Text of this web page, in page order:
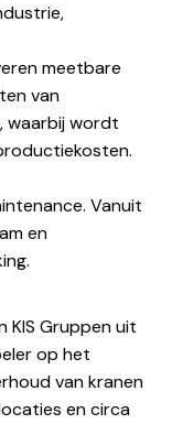
meetbare
van
waarbij wordt
Vanuit
en
KIS Gruppen uit
op het
van kranen
en circa